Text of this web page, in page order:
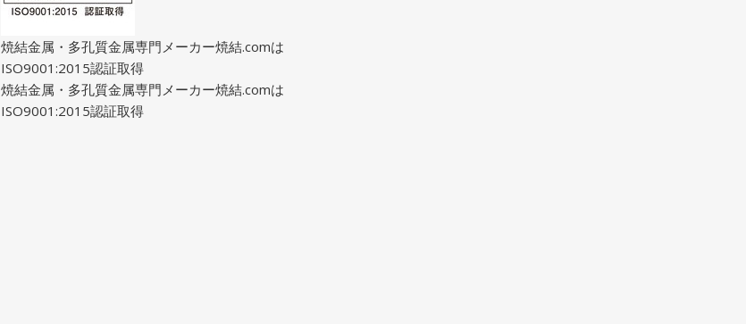
焼結金属・多孔質金属専門メーカー焼結.comは
ISO9001:2015認証取得
焼結金属・多孔質金属専門メーカー焼結.comは
ISO9001:2015認証取得